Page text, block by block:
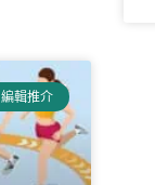
編輯推介